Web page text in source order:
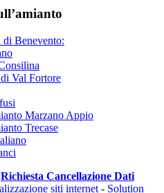
Benevento:
Val Fortore
Marzano Appio
Trecase
Richiesta Cancellazione Dati
siti internet - Solution